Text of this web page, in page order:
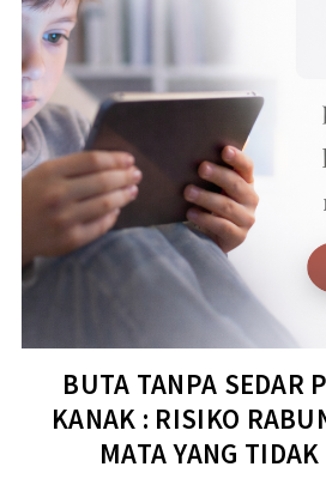
BUTA TANPA SEDAR
KANAK : RISIKO
MATA YANG